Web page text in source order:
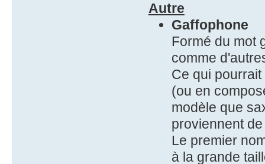
Autre
Gaffophone
Formé du mot
comme
Ce qui
(ou en
modèle que
proviennent
Le premier
à la grande